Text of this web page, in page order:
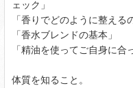
ェック」
「香りでどのように整える
「香水ブレンドの基本」
「精油を使ってご自身に
体質を知ること。